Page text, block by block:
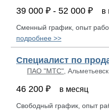
39 000 ₽ - 52 000 ₽ в
Сменный график, опыт
подробнее >>
Специалист по
ПАО "МТС" , Альметьевск
46 200 ₽ в месяц
Свободный график, опыт